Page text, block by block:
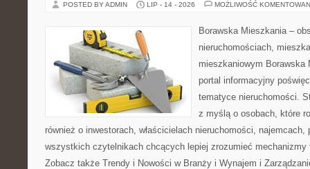
POSTED BY ADMIN LIP - 14 - 2026 MOŻLIWOŚĆ
Borawska Mieszkania –
nieruchomościach,
mieszkaniowym Borawska
portal informacyjny
tematyce nieruchomości.
z myślą o osobach, które
również o inwestorach, właścicielach nieruchomości, najemcach,
wszystkich czytelnikach chcących lepiej zrozumieć mechanizmy
Zobacz także Trendy i Nowości w Branży i Wynajem i